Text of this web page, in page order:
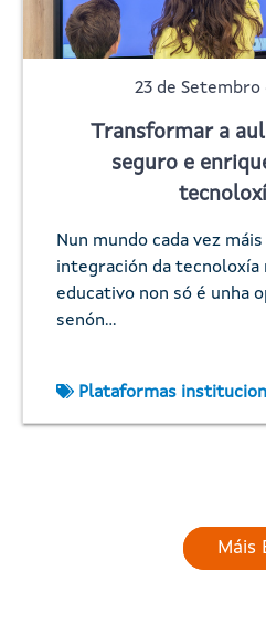
23 de Setembro
Transformar a
seguro e
Nun mundo cada vez
integración da tecnoloxía
educativo non só é unha
senón…
Plataformas
Máis